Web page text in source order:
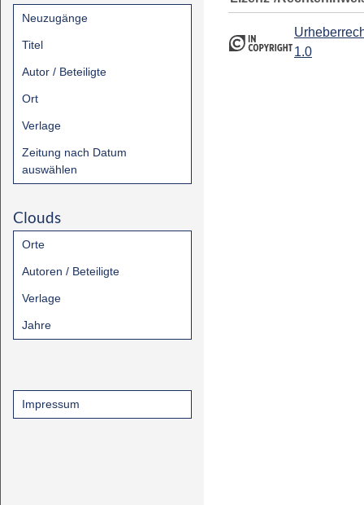
Neuzugänge
Titel
Autor / Beteiligte
Ort
Verlage
Zeitung nach Datum
auswählen
Clouds
Orte
Autoren / Beteiligte
Verlage
Jahre
Impressum
1.0